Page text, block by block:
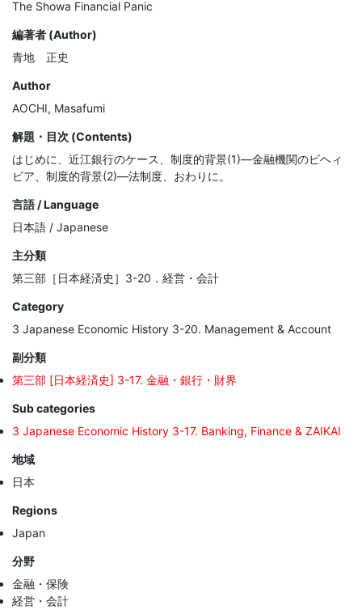
The Showa Financial Panic
編著者 (Author)
青地 正史
Author
AOCHI, Masafumi
解題・目次 (Contents)
はじめに、近江銀行のケース、制度的背景(1)―金融機関のビヘィ
ビア、制度的背景(2)―法制度、おわりに。
言語 / Language
日本語 / Japanese
主分類
第三部［日本経済史］3-20．経営・会計
Category
3 Japanese Economic History 3-20. Management & Account
副分類
第三部 [日本経済史] 3-17. 金融・銀行・財界
Sub categories
3 Japanese Economic History 3-17. Banking, Finance & ZAIKAI
地域
日本
Regions
Japan
分野
金融・保険
経営・会計